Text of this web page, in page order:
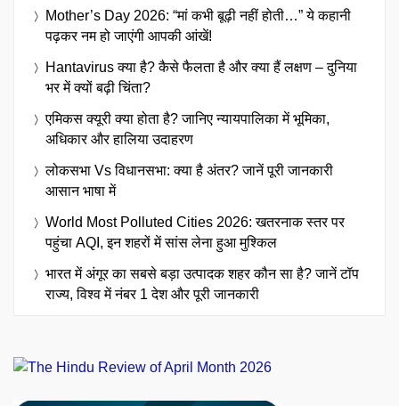
Mother’s Day 2026: “मां कभी बूढ़ी नहीं होती…” ये कहानी
पढ़कर नम हो जाएंगी आपकी आंखें!
Hantavirus क्या है? कैसे फैलता है और क्या हैं लक्षण – दुनिया
भर में क्यों बढ़ी चिंता?
एमिकस क्यूरी क्या होता है? जानिए न्यायपालिका में भूमिका,
अधिकार और हालिया उदाहरण
लोकसभा Vs विधानसभा: क्या है अंतर? जानें पूरी जानकारी
आसान भाषा में
World Most Polluted Cities 2026: खतरनाक स्तर पर
पहुंचा AQI, इन शहरों में सांस लेना हुआ मुश्किल
भारत में अंगूर का सबसे बड़ा उत्पादक शहर कौन सा है? जानें टॉप
राज्य, विश्व में नंबर 1 देश और पूरी जानकारी